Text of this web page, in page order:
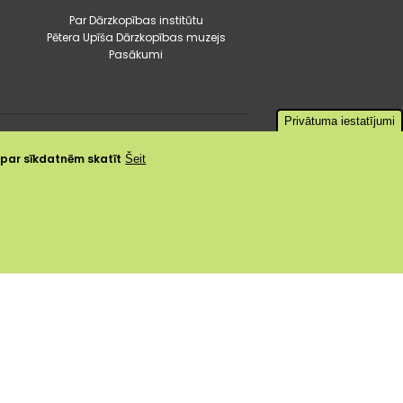
Par Dārzkopības institūtu
Pētera Upīša Dārzkopības muzejs
Pasākumi
Privātuma iestatījumi
sīkdatnēm skatīt Šeit